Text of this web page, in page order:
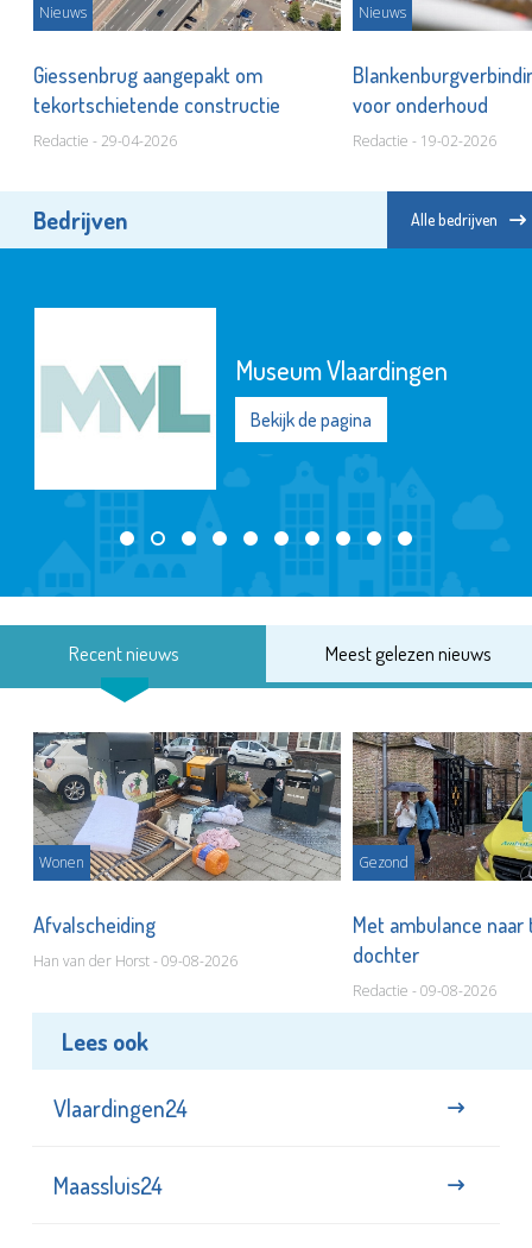
Nieuws
Giessenbrug aangepakt om
tekortschietende constructie
Redactie - 29-04-2026
Nieuws
voor onderhoud
Redactie - 19-02-2026
Bedrijven Alle bedrijven
Museum Vlaardingen
Bekijk de pagina
Recent nieuws Meest gelezen nieuws
Wonen
Afvalscheiding
Han van der Horst - 09-08-2026
Gezond
Met ambulance
dochter
Redactie - 09-08-2026
Lees ook
Vlaardingen24
Maassluis24